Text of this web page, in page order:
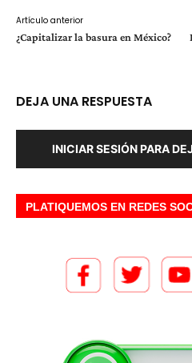
Artículo anterior
¿Capitalizar la basura en México?
DEJA UNA RESPUESTA
INICIAR SESIÓN PARA
PLATIQUEMOS EN REDES